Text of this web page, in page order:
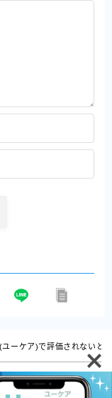
ーケア)で評価されないと
お問い合わせ
フィール)